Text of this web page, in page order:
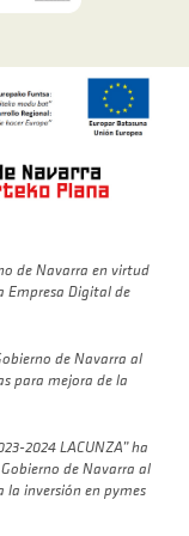
de Navarra en virtud
Empresa Digital de
de Navarra al
para mejora de la
2024 LACUNZA” ha
de Navarra al
la inversión en pymes